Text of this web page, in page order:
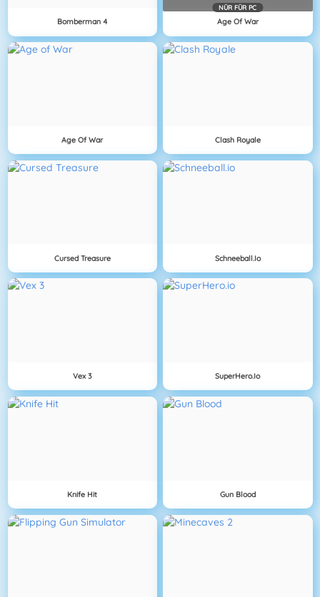
Bomberman 4
NÜR FÜR PC
Age Of War
Age Of War Clash Royale
Cursed Treasure Schneeball.io
Vex 3 SuperHero.io
Knife Hit Gun Blood